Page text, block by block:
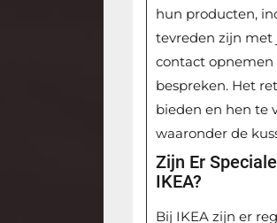
hun producten,
tevreden zijn met
contact
bespreken. Het
bieden en hen te
waaronder de
Zijn Er
IKEA?
Bij IKEA zijn er